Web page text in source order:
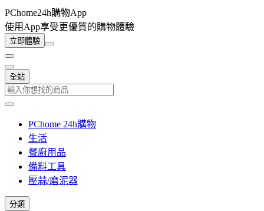
PChome24h購物App
使用App享受更優質的購物體驗
立即體驗
全站
PChome 24h購物
生活
餐廚用品
備料工具
壓蒜/磨泥器
分類